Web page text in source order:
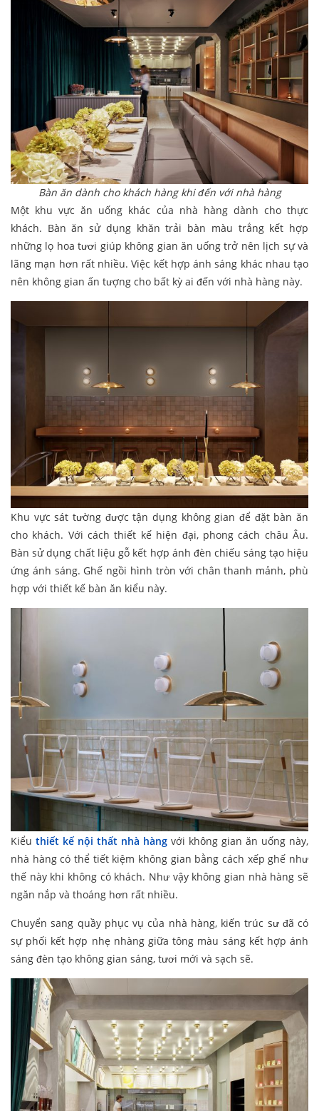
Bàn ăn dành cho khách hàng khi đến với nhà hàng
Một khu vực ăn uống khác của nhà hàng dành cho thực
khách. Bàn ăn sử dụng khăn trải bàn màu trắng kết hợp
những lọ hoa tươi giúp không gian ăn uống trở nên lịch sự và
lãng mạn hơn rất nhiều. Việc kết hợp ánh sáng khác nhau tạo
nên không gian ấn tượng cho bất kỳ ai đến với nhà hàng này.
Khu vực sát tường được tận dụng không gian để đặt bàn ăn
cho khách. Với cách thiết kế hiện đại, phong cách châu Âu.
Bàn sử dụng chất liệu gỗ kết hợp ánh đèn chiếu sáng tạo hiệu
ứng ánh sáng. Ghế ngồi hình tròn với chân thanh mảnh, phù
hợp với thiết kế bàn ăn kiểu này.
Kiểu thiết kế nội thất nhà hàng với không gian ăn uống này,
nhà hàng có thể tiết kiệm không gian bằng cách xếp ghế như
thế này khi không có khách. Như vậy không gian nhà hàng sẽ
ngăn nắp và thoáng hơn rất nhiều.
Chuyển sang quầy phục vụ của nhà hàng, kiến trúc sư đã có
sự phối kết hợp nhẹ nhàng giữa tông màu sáng kết hợp ánh
sáng đèn tạo không gian sáng, tươi mới và sạch sẽ.